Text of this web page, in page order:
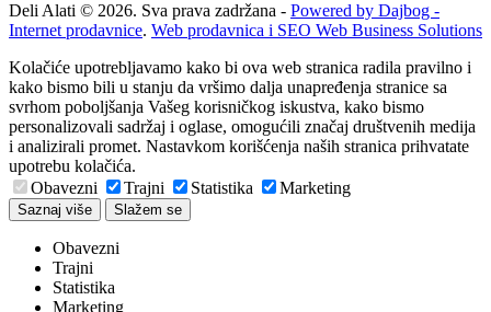
Deli Alati © 2026. Sva prava zadržana - Powered by Dajbog -
Internet prodavnice. Web prodavnica i SEO Web Business Solutions
Kolačiće upotrebljavamo kako bi ova web stranica radila pravilno i
kako bismo bili u stanju da vršimo dalja unapređenja stranice sa
svrhom poboljšanja Vašeg korisničkog iskustva, kako bismo
personalizovali sadržaj i oglase, omogućili značaj društvenih medija
i analizirali promet. Nastavkom korišćenja naših stranica prihvatate
upotrebu kolačića.
Obavezni
Trajni Statistika Marketing
Saznaj više Slažem se
Obavezni
Trajni
Statistika
Marketing